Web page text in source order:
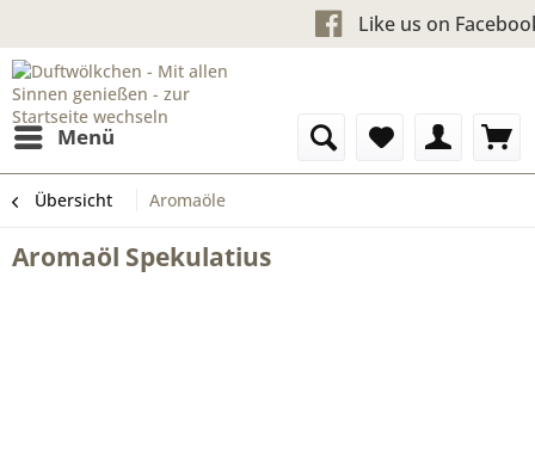
Kostenloser Versand ab 60
Like us
Menü
Übersicht Aromaöle
Aromaöl Spekulatius